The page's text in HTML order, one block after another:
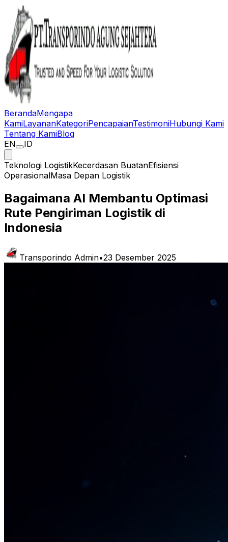
BerandaMengapa
KamiLayananKategoriPencapaianTestimoniHubungi Kami
Tentang KamiBlog
EN
ID
Teknologi LogistikKecerdasan BuatanEfisiensi
OperasionalMasa Depan Logistik
Bagaimana AI Membantu Optimasi
Rute Pengiriman Logistik di
Indonesia
Transporindo Admin•23 Desember 2025